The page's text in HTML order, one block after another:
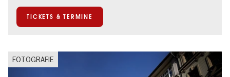
Zeitgenössische Kunst
TICKETS & TERMINE
FOTOGRAFIE